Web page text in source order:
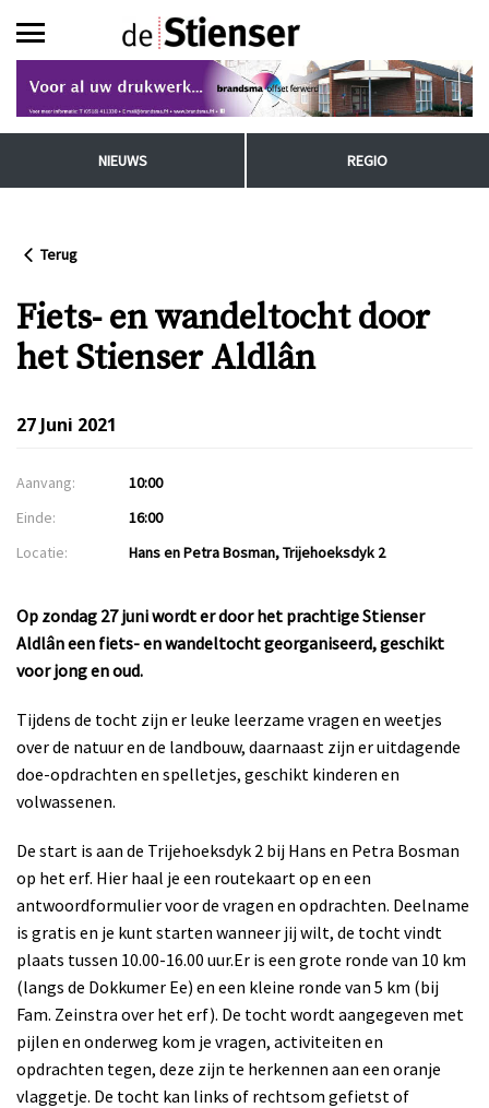
NIEUWS REGIO
Terug
Fiets- en wandeltocht door
het Stienser Aldlân
27 Juni 2021
Aanvang:
10:00
Einde:
16:00
Locatie:
Hans en Petra Bosman, Trijehoeksdyk 2
Op zondag 27 juni wordt er door het prachtige Stienser
Aldlân een fiets- en wandeltocht georganiseerd, geschikt
voor jong en oud.
Tijdens de tocht zijn er leuke leerzame vragen en weetjes
over de natuur en de landbouw, daarnaast zijn er uitdagende
doe-opdrachten en spelletjes, geschikt kinderen en
volwassenen.
De start is aan de Trijehoeksdyk 2 bij Hans en Petra Bosman
op het erf. Hier haal je een routekaart op en een
antwoordformulier voor de vragen en opdrachten. Deelname
is gratis en je kunt starten wanneer jij wilt, de tocht vindt
plaats tussen 10.00-16.00 uur.Er is een grote ronde van 10 km
(langs de Dokkumer Ee) en een kleine ronde van 5 km (bij
Fam. Zeinstra over het erf). De tocht wordt aangegeven met
pijlen en onderweg kom je vragen, activiteiten en
opdrachten tegen, deze zijn te herkennen aan een oranje
vlaggetje. De tocht kan links of rechtsom gefietst of